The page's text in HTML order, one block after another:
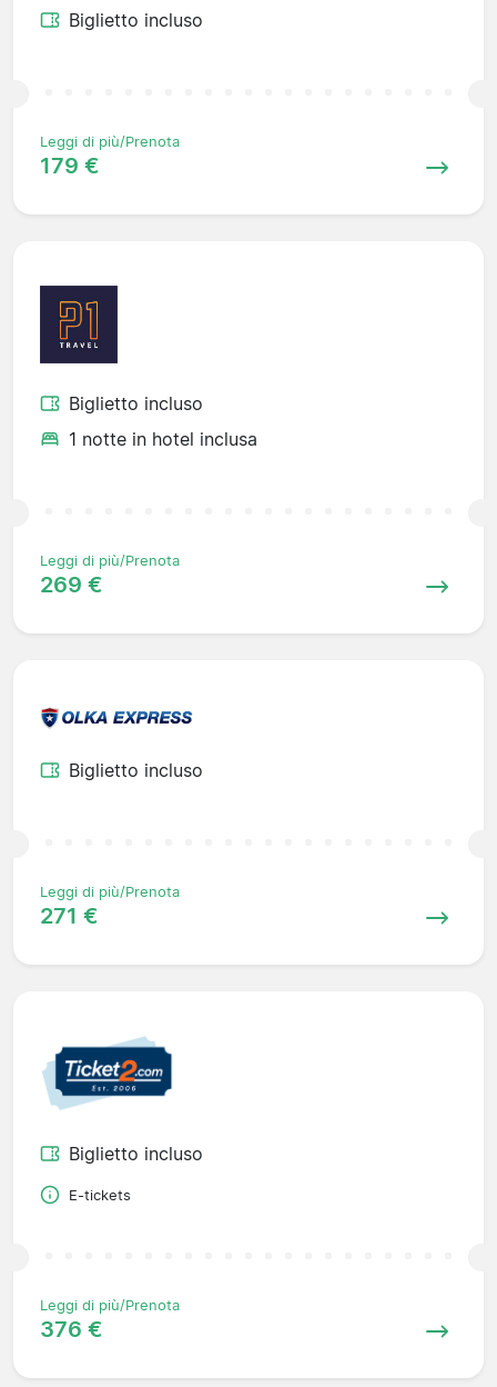
Biglietto incluso
Leggi di più/Prenota
179 €
Biglietto incluso
1 notte in hotel inclusa
Leggi di più/Prenota
269 €
Biglietto incluso
Leggi di più/Prenota
271 €
Biglietto incluso
E-tickets
Leggi di più/Prenota
376 €